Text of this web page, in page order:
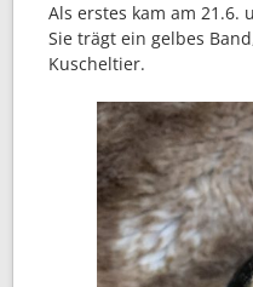
Als erstes kam am 21.6.
Sie trägt ein gelbes
Kuscheltier.